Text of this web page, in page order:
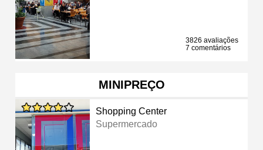
3826 avaliações
7 comentários
MINIPREÇO
Shopping Center
Supermercado